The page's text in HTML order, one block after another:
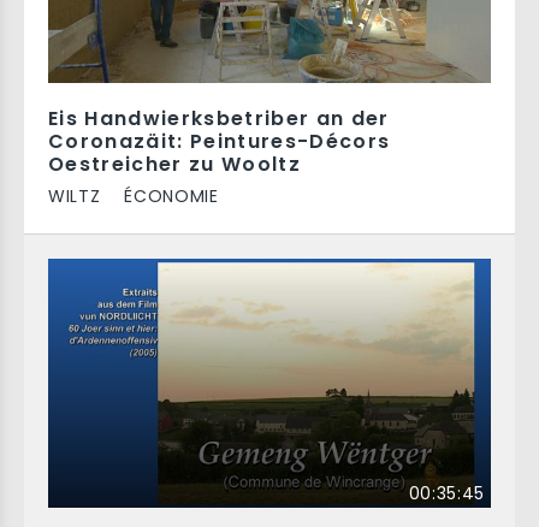
Eis Handwierksbetriber an der
Coronazäit: Peintures-Décors
Oestreicher zu Wooltz
WILTZ ÉCONOMIE
00:35:45